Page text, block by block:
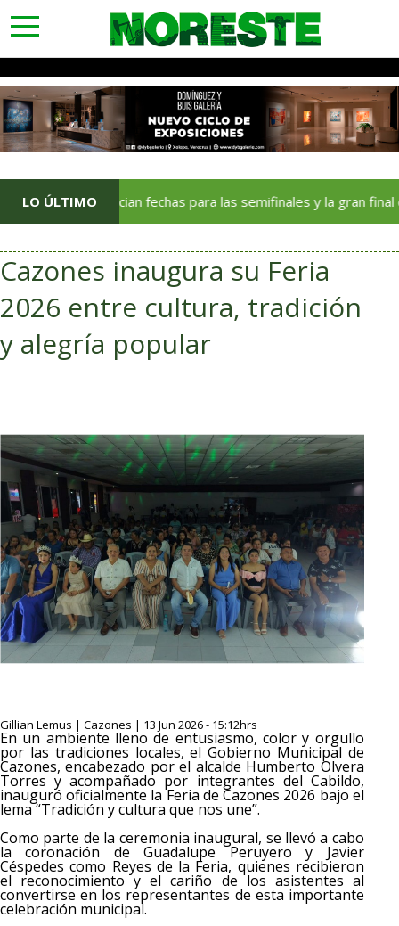
toggle
navigation
LO ÚLTIMO
Anuncian fechas para las semifinales y la gran final de
Cazones inaugura su Feria
2026 entre cultura, tradición
y alegría popular
Gillian Lemus | Cazones | 13 Jun 2026 - 15:12hrs
En un ambiente lleno de entusiasmo, color y orgullo
por las tradiciones locales, el Gobierno Municipal de
Cazones, encabezado por el alcalde Humberto Olvera
Torres y acompañado por integrantes del Cabildo,
inauguró oficialmente la Feria de Cazones 2026 bajo el
lema “Tradición y cultura que nos une”.
Como parte de la ceremonia inaugural, se llevó a cabo
la coronación de Guadalupe Peruyero y Javier
Céspedes como Reyes de la Feria, quienes recibieron
el reconocimiento y el cariño de los asistentes al
convertirse en los representantes de esta importante
celebración municipal.